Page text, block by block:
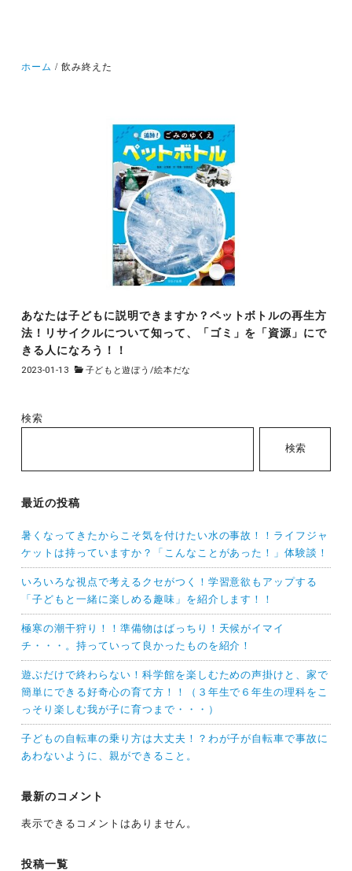
ホーム 飲み終えた
あなたは子どもに説明できますか？ペットボトルの再生方
法！リサイクルについて知って、「ゴミ」を「資源」にで
きる人になろう！！
2023-01-13 子どもと遊ぼう /絵本だな
検索
検索
最近の投稿
暑くなってきたからこそ気を付けたい水の事故！！ライフジャ
ケットは持っていますか？「こんなことがあった！」体験談！
いろいろな視点で考えるクセがつく！学習意欲もアップする
「子どもと一緒に楽しめる趣味」を紹介します！！
極寒の潮干狩り！！準備物はばっちり！天候がイマイ
チ・・・。持っていって良かったものを紹介！
遊ぶだけで終わらない！科学館を楽しむための声掛けと、家で
簡単にできる好奇心の育て方！！（３年生で６年生の理科をこ
っそり楽しむ我が子に育つまで・・・）
子どもの自転車の乗り方は大丈夫！？わが子が自転車で事故に
あわないように、親ができること。
最新のコメント
表示できるコメントはありません。
投稿一覧